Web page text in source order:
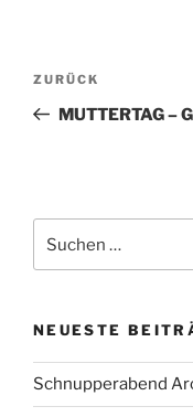
Vorheriger
Beitrag
ZURÜCK
MUTTERTAG –
nach:
NEUESTE
Schnupperabend